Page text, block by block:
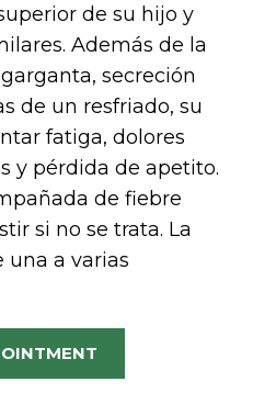
de su hijo y
Además de la
secreción
de un resfriado, su
fatiga, dolores
y pérdida de apetito.
de fiebre
si no se trata. La
una a varias